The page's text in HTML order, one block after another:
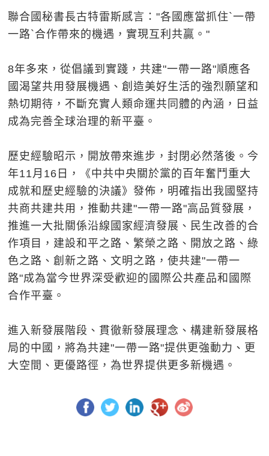
聯合國秘書長古特雷斯感言："各國應當抓住`一帶
一路`合作帶來的機遇，實現互利共贏。"
8年多來，從倡議到實踐，共建"一帶一路"順應各
國渴望共用發展機遇、創造美好生活的強烈願望和
熱切期待，不斷充實人類命運共同體的內涵，日益
成為完善全球治理的新平臺。
歷史經驗昭示，開放帶來進步，封閉必然落後。今
年11月16日，《中共中央關於黨的百年奮鬥重大
成就和歷史經驗的決議》發佈，明確指出我國堅持
共商共建共用，推動共建"一帶一路"高品質發展，
推進一大批關係沿線國家經濟發展、民生改善的合
作項目，建設和平之路、繁榮之路、開放之路、綠
色之路、創新之路、文明之路，使共建"一帶一
路"成為當今世界深受歡迎的國際公共產品和國際
合作平臺。
進入新發展階段、貫徹新發展理念、構建新發展格
局的中國，將為共建"一帶一路"提供更強動力、更
大空間、更優路徑，為世界提供更多新機遇。